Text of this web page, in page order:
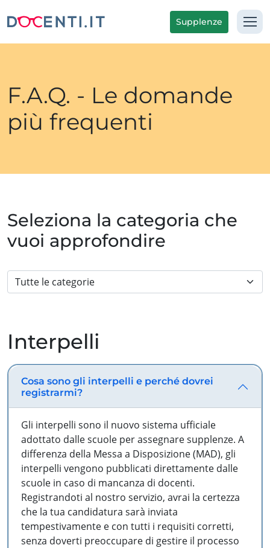
Supplenze
F.A.Q. - Le domande
più frequenti
Seleziona la categoria che
vuoi approfondire
Interpelli
Cosa sono gli interpelli e perché dovrei
registrarmi?
Gli interpelli sono il nuovo sistema ufficiale
adottato dalle scuole per assegnare supplenze. A
differenza della Messa a Disposizione (MAD), gli
interpelli vengono pubblicati direttamente dalle
scuole in caso di mancanza di docenti.
Registrandoti al nostro servizio, avrai la certezza
che la tua candidatura sarà inviata
tempestivamente e con tutti i requisiti corretti,
senza doverti preoccupare di gestire il processo